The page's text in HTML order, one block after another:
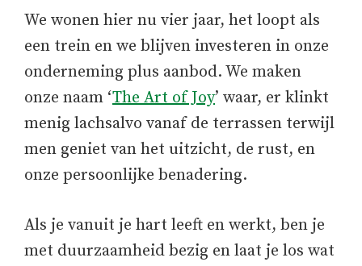
We wonen hier nu vier jaar, het loopt als
een trein en we blijven investeren in onze
onderneming plus aanbod. We maken
onze naam ‘The Art of Joy’ waar, er klinkt
menig lachsalvo vanaf de terrassen terwijl
men geniet van het uitzicht, de rust, en
onze persoonlijke benadering.
Als je vanuit je hart leeft en werkt, ben je
met duurzaamheid bezig en laat je los wat